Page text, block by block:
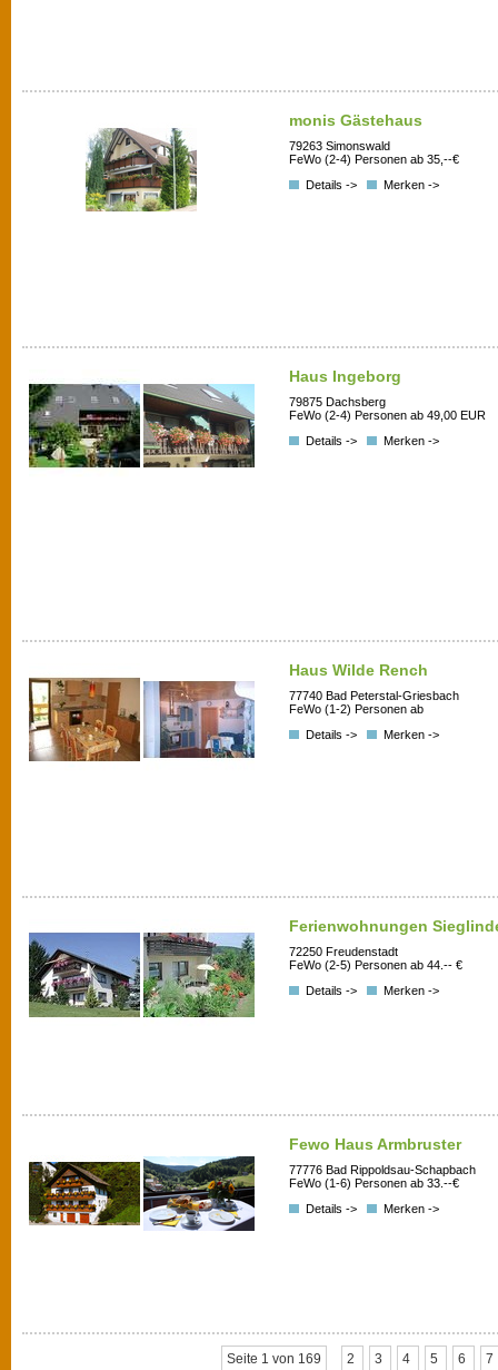
monis Gästehaus
79263 Simonswald
FeWo (2-4) Personen ab 35,--€
Details ->
Merken ->
Haus Ingeborg
79875 Dachsberg
FeWo (2-4) Personen ab 49,00 EUR
Details ->
Merken ->
Haus Wilde Rench
77740 Bad Peterstal-Griesbach
FeWo (1-2) Personen ab
Details ->
Merken ->
Ferienwohnungen
72250 Freudenstadt
FeWo (2-5) Personen ab 44.-- €
Details ->
Merken ->
Fewo Haus Armbruster
77776 Bad Rippoldsau-Schapbach
FeWo (1-6) Personen ab 33.--€
Details ->
Merken ->
Seite 1 von 169 2 3 4 5 6 7